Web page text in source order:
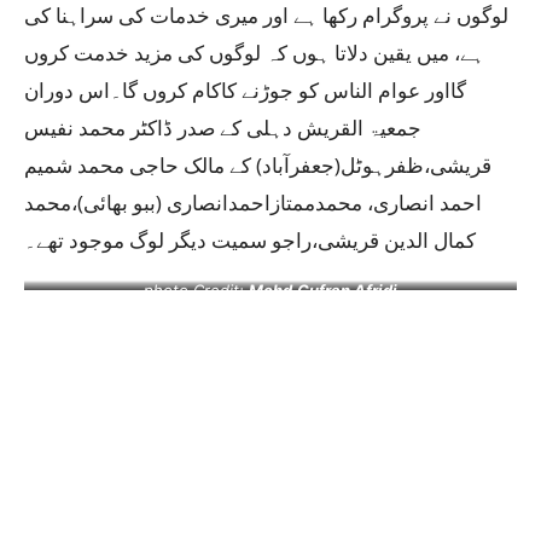
لوگوں نے پروگرام رکھا ہے اور میری خدمات کی سراہنا کی
ہے، میں یقین دلاتا ہوں کہ لوگوں کی مزید خدمت کروں
گااور عوام الناس کو جوڑنے کاکام کروں گا۔اس دوران
جمعیۃ القریش دہلی کے صدر ڈاکٹر محمد نفیس
قریشی،ظفرہوٹل(جعفرآباد) کے مالک حاجی محمد شمیم
احمد انصاری، محمدممتازاحمدانصاری (ببو بھائی)،محمد
کمال الدین قریشی،راجو سمیت دیگر لوگ موجود تھے۔
photo Credit:Mohd.Gufran Afridi